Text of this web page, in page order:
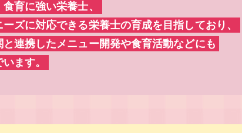
育に強い栄養士、
ズに対応できる栄養士の育成を目指しており、
連携したメニュー開発や食育活動などにも
ます。